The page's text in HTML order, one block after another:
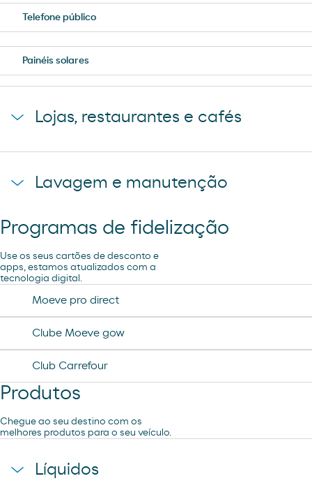
Telefone público
Painéis solares
Lojas, restaurantes e cafés
Lavagem e manutenção
Lavagem Manual – Jet Wash
Aspiração
Programas de fidelização
Use os seus cartões de desconto e
apps, estamos atualizados com a
tecnologia digital.
Moeve pro direct
Clube Moeve gow
Club Carrefour
Produtos
Chegue ao seu destino com os
melhores produtos para o seu veículo.
Líquidos